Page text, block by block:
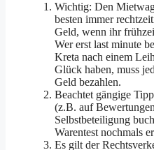
Wichtig: Den
besten immer
Geld, wenn ihr
Wer erst last minute
Kreta nach einem
Glück haben, muss
Geld bezahlen.
Beachtet gängige
(z.B. auf
Selbstbeteiligung
Warentest nochmals
Es gilt der